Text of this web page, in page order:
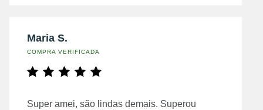
Maria S.
COMPRA VERIFICADA
Super amei, são lindas demais. Superou